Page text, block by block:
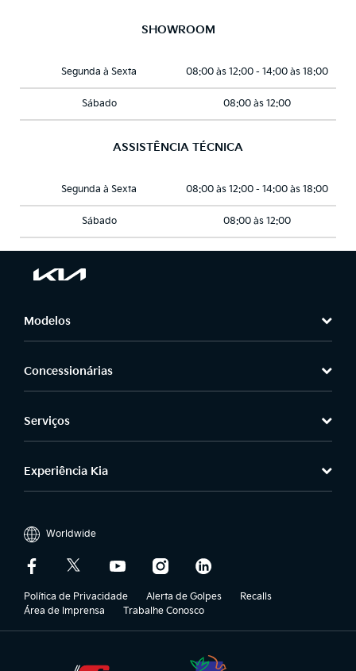
SHOWROOM
Segunda à Sexta 08:00 às 12:00 - 14:00 às 18:00
Sábado 08:00 às 12:00
ASSISTÊNCIA TÉCNICA
Segunda à Sexta 08:00 às 12:00 - 14:00 às 18:00
Sábado 08:00 às 12:00
Modelos
Concessionárias
Serviços
Experiência Kia
Worldwide
Política de Privacidade Alerta de Golpes
Recalls
Área de Imprensa
Trabalhe Conosco